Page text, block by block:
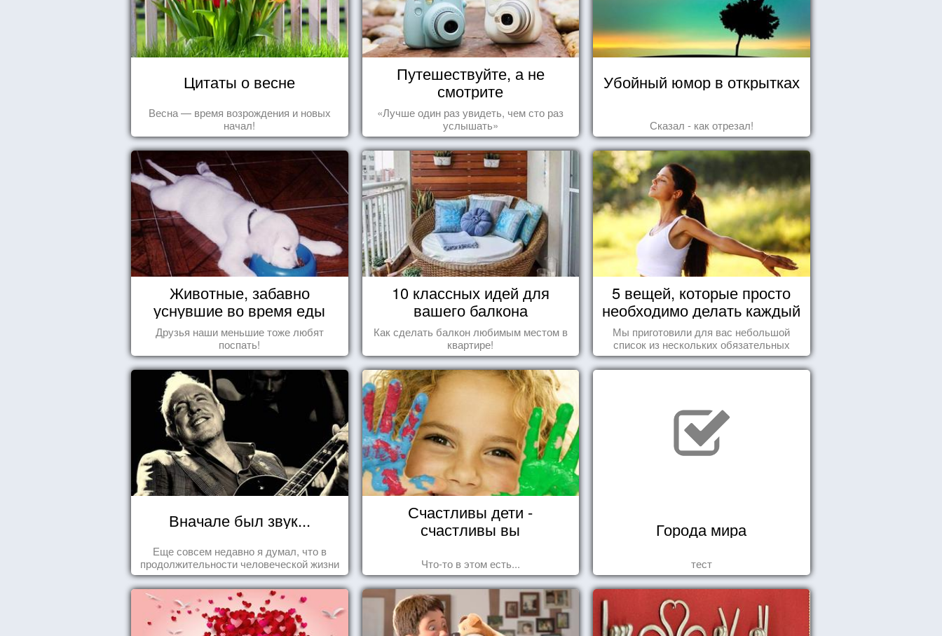
Цитаты о весне
Весна — время возрождения и новых
начал!
Путешествуйте, а не
смотрите
«Лучше один раз увидеть, чем сто раз
услышать»
Убойный юмор в открытках
Сказал - как отрезал!
Животные, забавно
уснувшие во время еды
Друзья наши меньшие тоже любят
поспать!
10 классных идей для
вашего балкона
Как сделать балкон любимым местом в
квартире!
5 вещей, которые просто
необходимо делать каждый
день
Мы приготовили для вас небольшой
список из нескольких обязательных
вещей, которые должны стать частью
вашего дня.
Вначале был звук...
Еще совсем недавно я думал, что в
продолжительности человеческой жизни
заложена какая-то ошибка.
Счастливы дети -
счастливы вы
Что-то в этом есть...
Города мира
тест